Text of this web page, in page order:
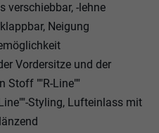
verschiebbar, -lehne
Neigung
Vordersitze und der
Stoff ""R-Line""
Styling, Lufteinlass mit